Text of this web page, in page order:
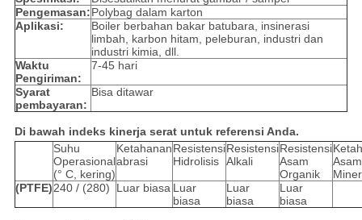
Pengemasan:Polybag dalam karton
Aplikasi:
Boiler berbahan bakar batubara, insinerasi
limbah, karbon hitam, peleburan, industri dan
industri kimia, dll.
Waktu
Pengiriman:
7-45 hari
Syarat
pembayaran:
Bisa ditawar
Di bawah indeks kinerja serat untuk referensi Anda.
Suhu
Operasional
(° C, kering)
Ketahanan
abrasi
Resistensi
Hidrolisis
Resistensi
Alkali
Resistensi
Asam
Organik
Asam
(PTFE)240 / (280) Luar biasa Luar
biasa
Luar
biasa
Luar
biasa